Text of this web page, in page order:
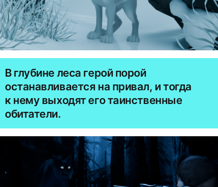
В глубине леса герой порой
останавливается на привал, и тогда
к нему выходят его таинственные
обитатели.